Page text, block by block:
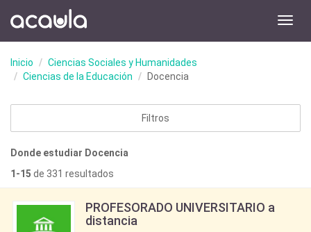
Inicio
Ciencias Sociales y Humanidades
Ciencias de la Educación
Docencia
Filtros
Donde estudiar Docencia
1-15 de 331 resultados
PROFESORADO UNIVERSITARIO a
distancia